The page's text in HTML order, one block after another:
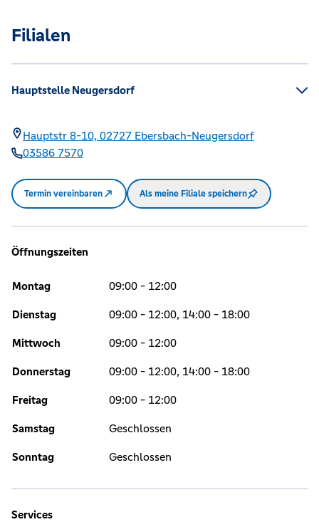
Filialen
Hauptstelle Neugersdorf
Hauptstr 8-10, 02727 Ebersbach-Neugersdorf
03586 7570
Termin vereinbaren Als meine Filiale speichern
Öffnungszeiten
Montag 09:00 - 12:00
Dienstag 09:00 - 12:00, 14:00 - 18:00
Mittwoch 09:00 - 12:00
Donnerstag 09:00 - 12:00, 14:00 - 18:00
Freitag 09:00 - 12:00
Samstag Geschlossen
Sonntag Geschlossen
Services